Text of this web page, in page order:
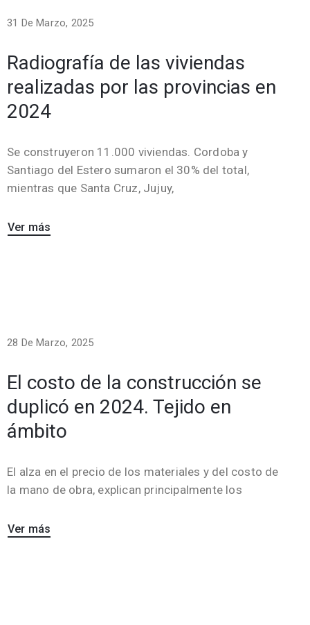
31 De Marzo, 2025
Radiografía de las viviendas
realizadas por las provincias en
2024
Se construyeron 11.000 viviendas. Cordoba y
Santiago del Estero sumaron el 30% del total,
mientras que Santa Cruz, Jujuy,
Ver más
28 De Marzo, 2025
El costo de la construcción se
duplicó en 2024. Tejido en
ámbito
El alza en el precio de los materiales y del costo de
la mano de obra, explican principalmente los
Ver más